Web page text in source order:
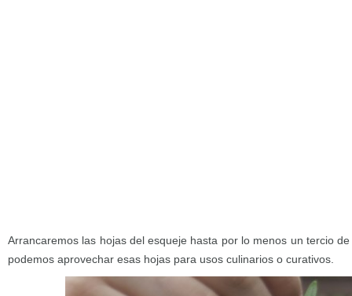
Arrancaremos las hojas del esqueje hasta por lo menos un tercio
podemos aprovechar esas hojas para usos culinarios o curativos.